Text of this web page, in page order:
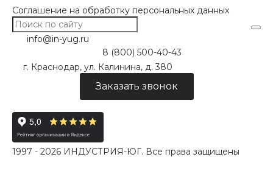
Соглашение на обработку персональных данных
info@in-yug.ru
8 (800) 500-40-43
г. Краснодар, ул. Калинина, д. 380
Заказать звонок
1997 - 2026 ИНДУСТРИЯ-ЮГ. Все права защищены